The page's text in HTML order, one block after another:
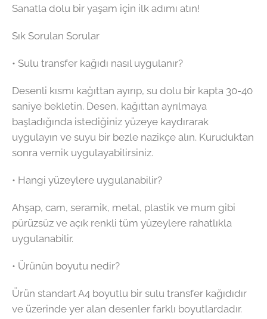
Sanatla dolu bir yaşam için ilk adımı atın!
Sık Sorulan Sorular
• Sulu transfer kağıdı nasıl uygulanır?
Desenli kısmı kağıttan ayırıp, su dolu bir kapta 30-40
saniye bekletin. Desen, kağıttan ayrılmaya
başladığında istediğiniz yüzeye kaydırarak
uygulayın ve suyu bir bezle nazikçe alın. Kuruduktan
sonra vernik uygulayabilirsiniz.
• Hangi yüzeylere uygulanabilir?
Ahşap, cam, seramik, metal, plastik ve mum gibi
pürüzsüz ve açık renkli tüm yüzeylere rahatlıkla
uygulanabilir.
• Ürünün boyutu nedir?
Ürün standart A4 boyutlu bir sulu transfer kağıdıdır
ve üzerinde yer alan desenler farklı boyutlardadır.